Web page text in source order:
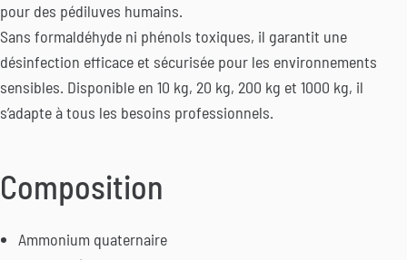
pour des pédiluves humains.
Sans formaldéhyde ni phénols toxiques, il garantit une
désinfection efficace et sécurisée pour les environnements
sensibles. Disponible en 10 kg, 20 kg, 200 kg et 1000 kg, il
s’adapte à tous les besoins professionnels.
Composition
Ammonium quaternaire